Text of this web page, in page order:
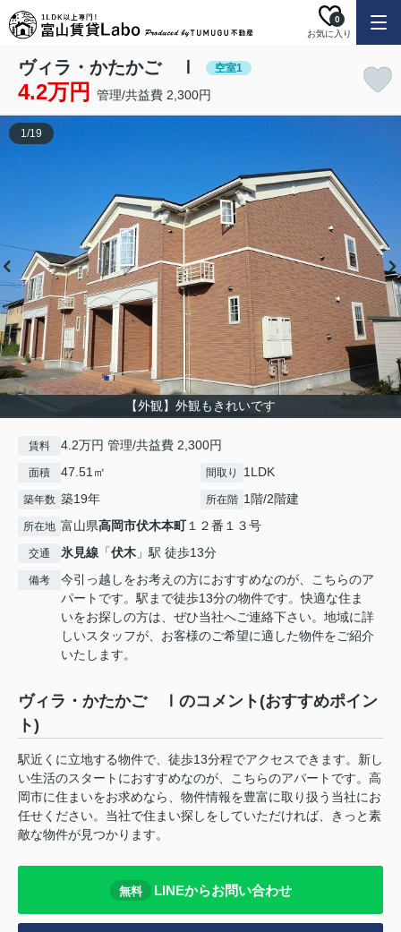
お気に入り
0
ヴィラ・かたかご Ⅰ 空室1
4.2万円 管理/共益費 2,300円
【外観】外観もきれいです
1/19
賃料 4.2万円 管理/共益費 2,300円
面積 47.51㎡ 間取り 1LDK
築年数 築19年 所在階 1階/2階建
所在地 富山県高岡市伏木本町１２番１３号
交通 氷見線 「伏木 」駅 徒歩13分
備考
今引っ越しをお考えの方におすすめなのが、こちらのア
パートです。駅まで徒歩13分の物件です。快適な住ま
いをお探しの方は、ぜひ当社へご連絡下さい。地域に詳
しいスタッフが、お客様のご希望に適した物件をご紹介
いたします。
ヴィラ・かたかご Ⅰのコメント(おすすめポイン
ト)
駅近くに立地する物件で、徒歩13分程でアクセスできます。新し
い生活のスタートにおすすめなのが、こちらのアパートです。高
岡市に住まいをお求めなら、物件情報を豊富に取り扱う当社にお
任せください。当社で住まい探しをしていただければ、きっと素
敵な物件が見つかります。
無料 LINEからお問い合わせ